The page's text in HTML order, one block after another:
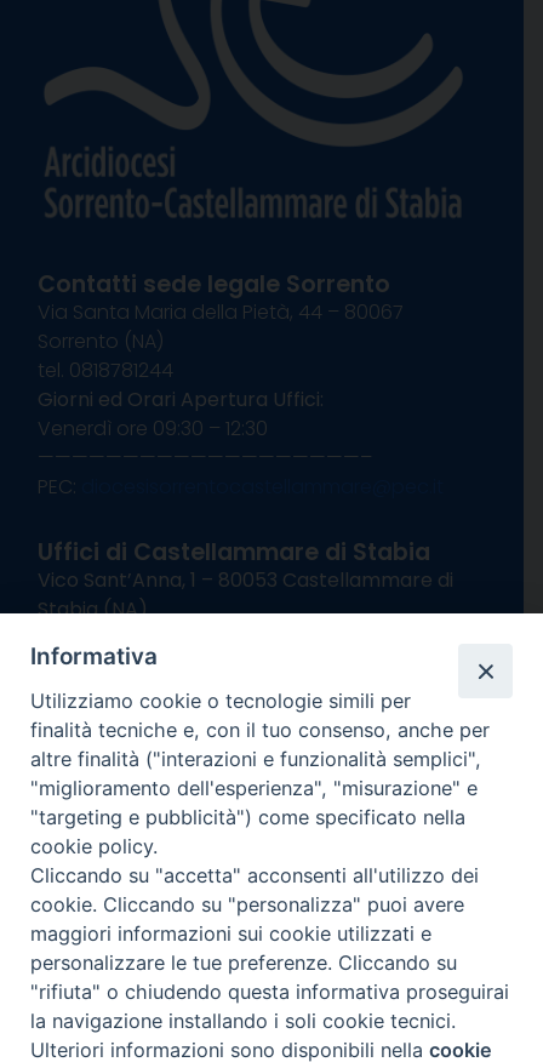
Contatti sede legale Sorrento
Via Santa Maria della Pietà, 44 – 80067
Sorrento (NA)
tel. 0818781244
Giorni ed Orari Apertura Uffici:
Venerdì ore 09:30 – 12:30
———————————————————–
PEC:
Uffici di Castellammare di Stabia
Vico Sant’Anna, 1 – 80053 Castellammare di
Stabia (NA)
Giorni ed Orari Apertura Uffici:
Lunedì e Mercoledì ore 09:00 – 13:00
Uffici Matrimoni:
Lunedì e Mercoledì ore 09:30 – 12:30
seguici su
Channel
Informativa Privacy
COPYRIGHT © 2013-2025
Preferenze Cookie
Informativa
Utilizziamo cookie o tecnologie simili per
finalità tecniche e, con il tuo consenso, anche per
altre finalità ("interazioni e funzionalità semplici",
"miglioramento dell'esperienza", "misurazione" e
"targeting e pubblicità") come specificato nella
cookie policy.
Cliccando su "accetta" acconsenti all'utilizzo dei
cookie. Cliccando su "personalizza" puoi avere
maggiori informazioni sui cookie utilizzati e
personalizzare le tue preferenze. Cliccando su
"rifiuta" o chiudendo questa informativa proseguirai
la navigazione installando i soli cookie tecnici.
Ulteriori informazioni sono disponibili nellacookie